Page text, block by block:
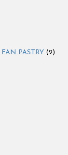
PASTRY (2)